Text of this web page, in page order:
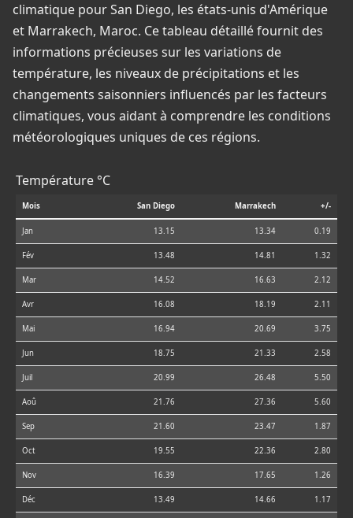
climatique pour San Diego, les états-unis d'Amérique
et Marrakech, Maroc. Ce tableau détaillé fournit des
informations précieuses sur les variations de
température, les niveaux de précipitations et les
changements saisonniers influencés par les facteurs
climatiques, vous aidant à comprendre les conditions
météorologiques uniques de ces régions.
Température °C
Mois San Diego Marrakech +/-
Jan 13.15 13.34 0.19
Fév 13.48 14.81 1.32
Mar 14.52 16.63 2.12
Avr 16.08 18.19 2.11
Mai 16.94 20.69 3.75
Jun 18.75 21.33 2.58
Juil 20.99 26.48 5.50
Aoû 21.76 27.36 5.60
Sep 21.60 23.47 1.87
Oct 19.55 22.36 2.80
Nov 16.39 17.65 1.26
Déc 13.49 14.66 1.17